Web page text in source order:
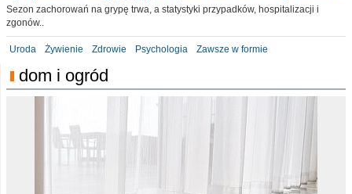
Sezon zachorowań na grypę trwa, a statystyki przypadków, hospitalizacji i
zgonów..
Uroda Żywienie Zdrowie Psychologia Zawsze w formie
dom i ogród